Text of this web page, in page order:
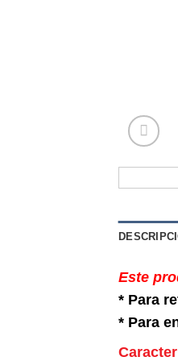
Este
* Para
* Para